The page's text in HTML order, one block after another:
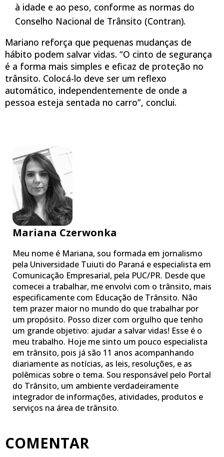
à idade e ao peso, conforme as normas do
Conselho Nacional de Trânsito (Contran).
Mariano reforça que pequenas mudanças de
hábito podem salvar vidas. “O cinto de segurança
é a forma mais simples e eficaz de proteção no
trânsito. Colocá-lo deve ser um reflexo
automático, independentemente de onde a
pessoa esteja sentada no carro”, conclui.
Mariana Czerwonka
Meu nome é Mariana, sou formada em jornalismo
pela Universidade Tuiuti do Paraná e especialista em
Comunicação Empresarial, pela PUC/PR. Desde que
comecei a trabalhar, me envolvi com o trânsito, mais
especificamente com Educação de Trânsito. Não
tem prazer maior no mundo do que trabalhar por
um propósito. Posso dizer com orgulho que tenho
um grande objetivo: ajudar a salvar vidas! Esse é o
meu trabalho. Hoje me sinto um pouco especialista
em trânsito, pois já são 11 anos acompanhando
diariamente as notícias, as leis, resoluções, e as
polêmicas sobre o tema. Sou responsável pelo Portal
do Trânsito, um ambiente verdadeiramente
integrador de informações, atividades, produtos e
serviços na área de trânsito.
COMENTAR